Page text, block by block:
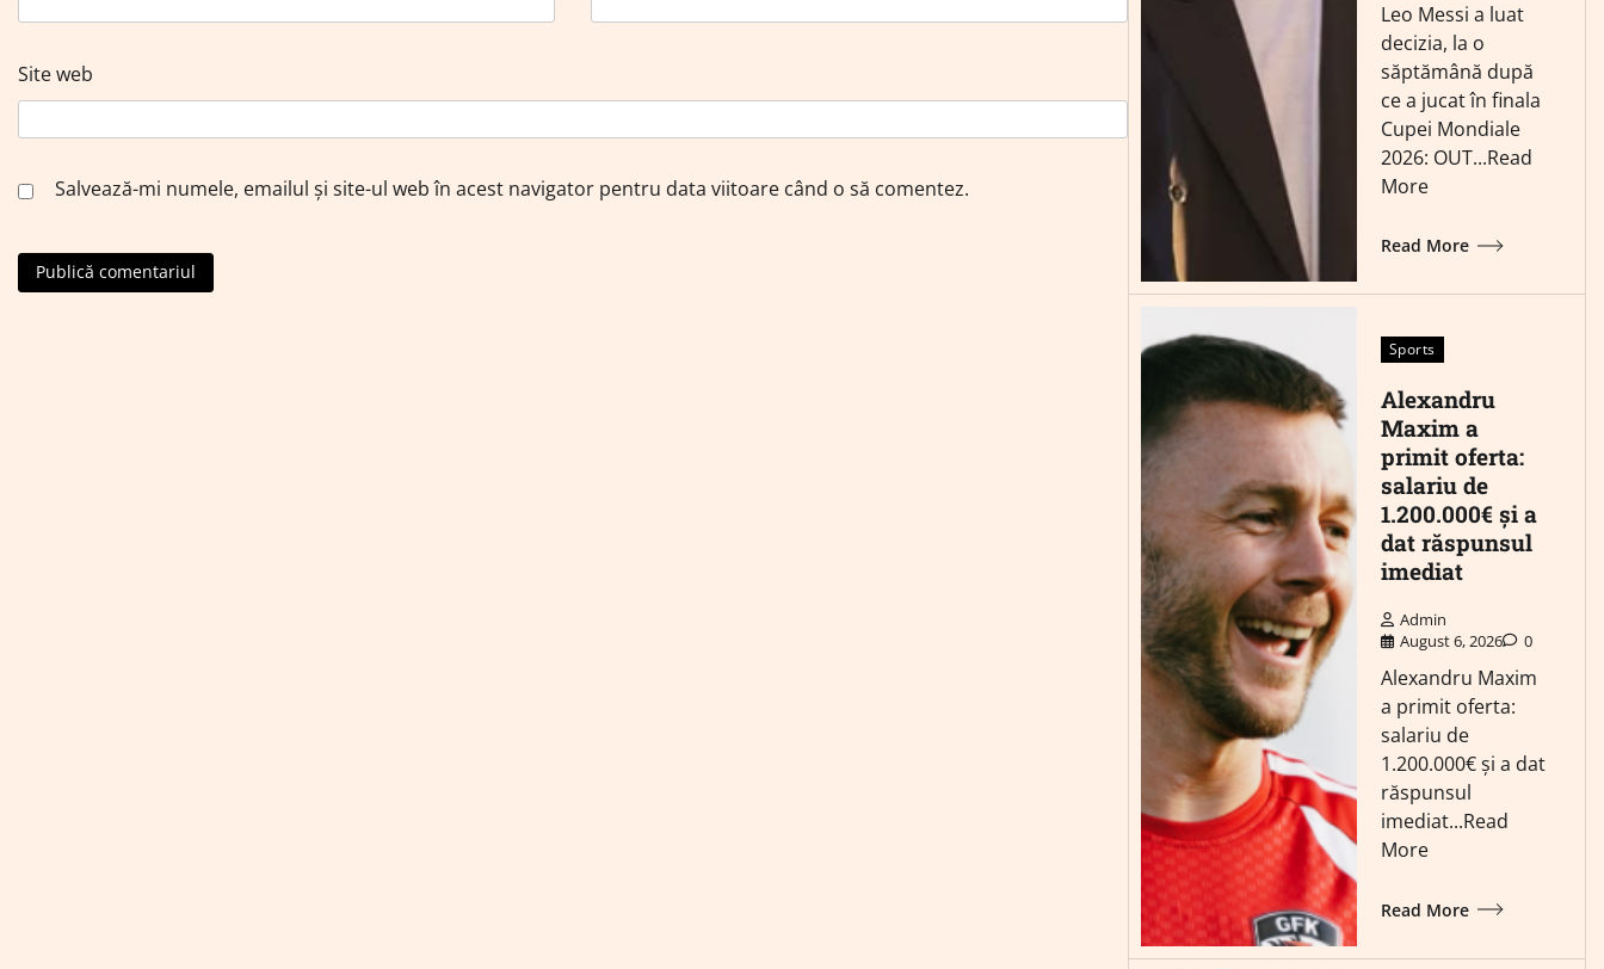
Site web
Salvează-mi numele, emailul și site-ul web în acest navigator pentru data viitoare când o să comentez.
Leo Messi a luat
decizia, la o
săptămână după
ce a jucat în finala
Cupei Mondiale
2026: OUT...Read
More
Read More
Sports
Alexandru
Maxim a
primit oferta:
salariu de
1.200.000€ și a
dat răspunsul
imediat
Admin
August 6, 2026
0
Alexandru Maxim
a primit oferta:
salariu de
1.200.000€ și a dat
răspunsul
imediat...Read
More
Read More